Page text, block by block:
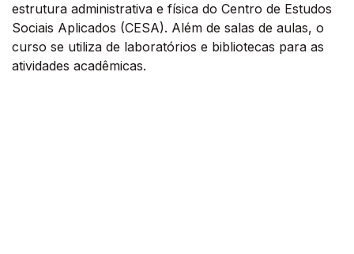
estrutura administrativa e física do Centro de Estudos
Sociais Aplicados (CESA). Além de salas de aulas, o
curso se utiliza de laboratórios e bibliotecas para as
atividades acadêmicas.